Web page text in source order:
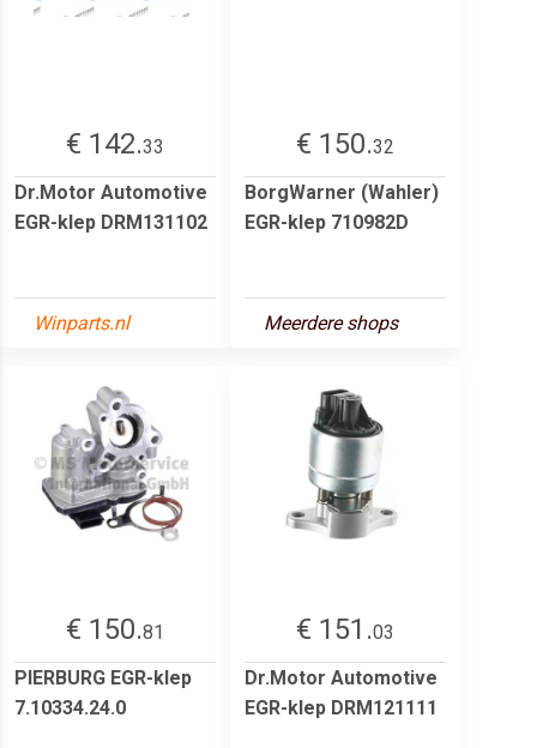
€ 142.33
Dr.Motor Automotive
EGR-klep DRM131102
Winparts.nl
€ 150.32
BorgWarner (Wahler)
EGR-klep 710982D
Meerdere shops
€ 150.81
PIERBURG EGR-klep
7.10334.24.0
€ 151.03
Dr.Motor Automotive
EGR-klep DRM121111